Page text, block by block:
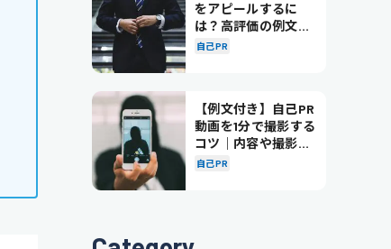
をアピールするに
は？高評価の例文も
紹介！
自己PR
【例文付き】自己PR
動画を1分で撮影する
コツ｜内容や撮影の
ポイントも解説
自己PR